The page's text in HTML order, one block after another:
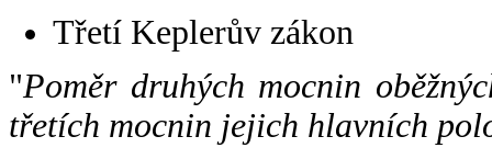
Třetí Keplerův zákon
"Poměr druhých mocnin
třetích mocnin jejich hlavních